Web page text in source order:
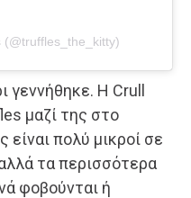
(@truffles_the_kitty)
γεννήθηκε. Η Crull
μαζί της στο
πολύ μικροί σε
τα περισσότερα
φοβούνται ή